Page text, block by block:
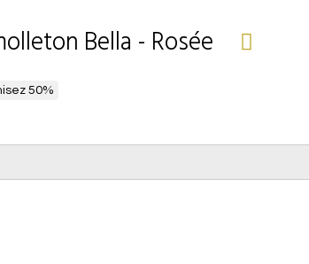
Bella - Rosée
50%